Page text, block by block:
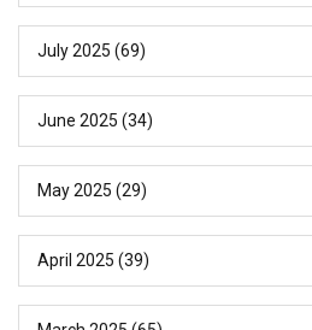
July 2025 (69)
June 2025 (34)
May 2025 (29)
April 2025 (39)